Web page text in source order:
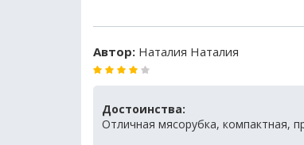
Автор: Наталия Наталия
Достоинства:
Отличная мясорубка, компактная,